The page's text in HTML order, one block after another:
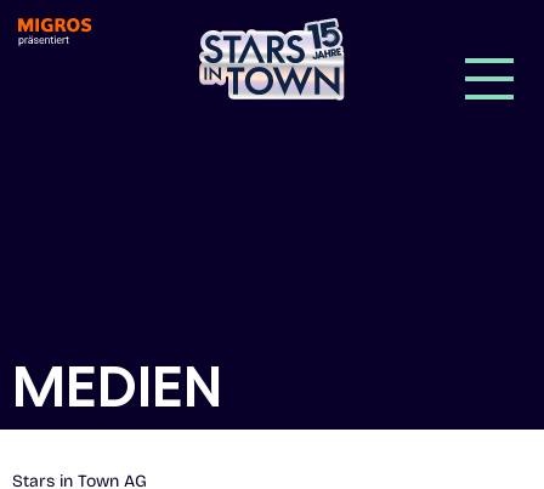
MEDIEN
Stars in Town AG